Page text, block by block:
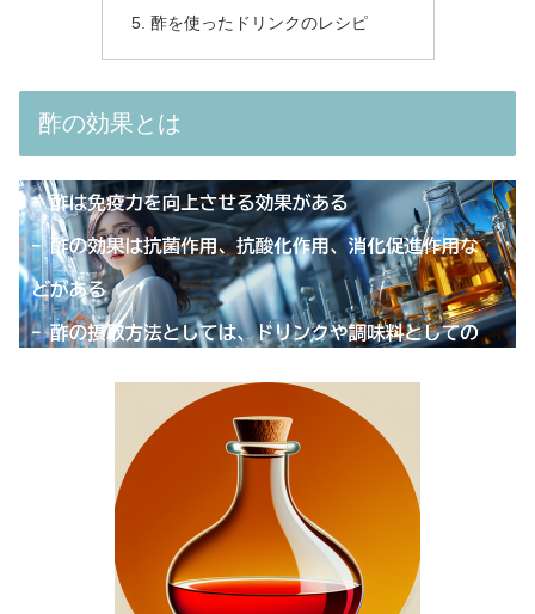
酢を使ったドリンクのレシピ
酢の効果とは